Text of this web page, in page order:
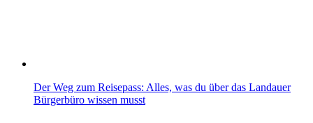
Der Weg zum Reisepass: Alles, was du über das Landauer
Bürgerbüro wissen musst